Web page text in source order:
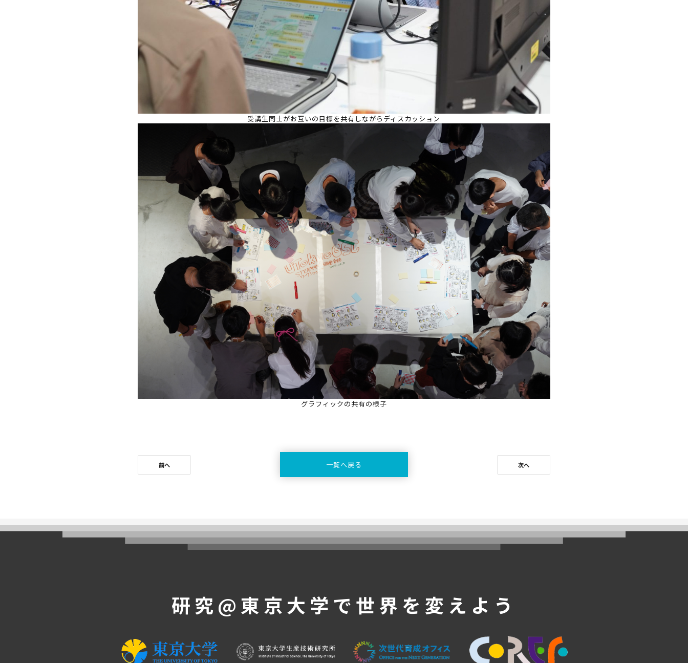
受講生同士がお互いの目標を共有しながらディスカッション
グラフィックの共有の様子
前へ 一覧へ戻る 次へ
研究@東京大学で 世界を変えよう